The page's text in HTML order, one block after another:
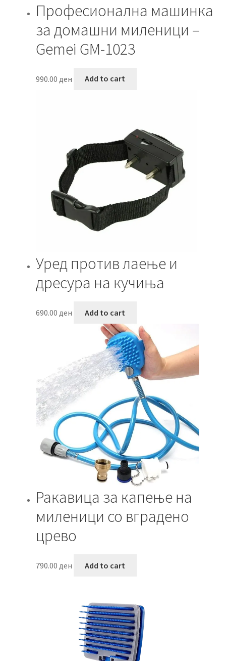
Професионална машинка
за домашни миленици –
Gemei GM-1023
990.00 ден Add to cart
Уред против лаење и
дресура на кучиња
690.00 ден Add to cart
Ракавица за капење на
миленици со вградено
црево
790.00 ден Add to cart